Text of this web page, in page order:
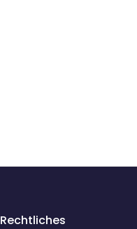
Rechtliches